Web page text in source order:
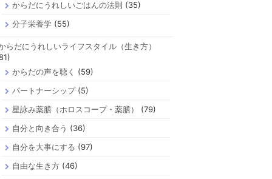
からだにうれしいごはんの法則 (35)
分子栄養学(55)
らだにうれしいライフスタイル（生き方）
からだの声を聴く
(59)
パートナーシップ(5)
星詠み薬膳（ホロスコープ・薬膳）
(79)
自分と向き合う (36)
自分を大事にする (97)
自由な生き方(46)